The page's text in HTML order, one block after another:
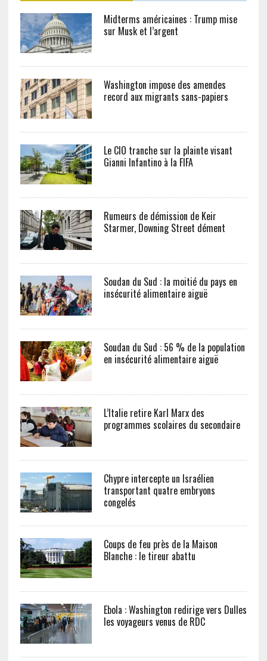
Midterms américaines : Trump mise
sur Musk et l’argent
Washington impose des amendes
record aux migrants sans-papiers
Le CIO tranche sur la plainte visant
Gianni Infantino à la FIFA
Rumeurs de démission de Keir
Starmer, Downing Street dément
Soudan du Sud : la moitié du pays en
insécurité alimentaire aiguë
Soudan du Sud : 56 % de la population
en insécurité alimentaire aiguë
L’Italie retire Karl Marx des
programmes scolaires du secondaire
Chypre intercepte un Israélien
transportant quatre embryons
congelés
Coups de feu près de la Maison
Blanche : le tireur abattu
Ebola : Washington redirige vers Dulles
les voyageurs venus de RDC